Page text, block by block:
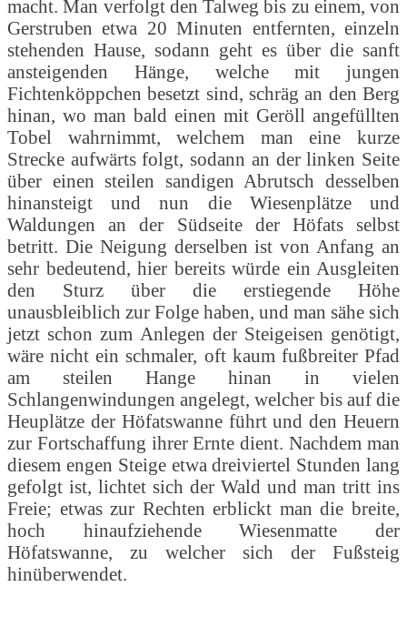
macht. Man verfolgt den Talweg bis zu einem, von
Gerstruben etwa 20 Minuten entfernten, einzeln
stehenden Hause, sodann geht es über die sanft
ansteigenden Hänge, welche mit jungen
Fichtenköppchen besetzt sind, schräg an den Berg
hinan, wo man bald einen mit Geröll angefüllten
Tobel wahrnimmt, welchem man eine kurze
Strecke aufwärts folgt, sodann an der linken Seite
über einen steilen sandigen Abrutsch desselben
hinansteigt und nun die Wiesenplätze und
Waldungen an der Südseite der Höfats selbst
betritt. Die Neigung derselben ist von Anfang an
sehr bedeutend, hier bereits würde ein Ausgleiten
den Sturz über die erstiegende Höhe
unausbleiblich zur Folge haben, und man sähe sich
jetzt schon zum Anlegen der Steigeisen genötigt,
wäre nicht ein schmaler, oft kaum fußbreiter Pfad
am steilen Hange hinan in vielen
Schlangenwindungen angelegt, welcher bis auf die
Heuplätze der Höfatswanne führt und den Heuern
zur Fortschaffung ihrer Ernte dient. Nachdem man
diesem engen Steige etwa dreiviertel Stunden lang
gefolgt ist, lichtet sich der Wald und man tritt ins
Freie; etwas zur Rechten erblickt man die breite,
hoch hinaufziehende Wiesenmatte der
Höfatswanne, zu welcher sich der Fußsteig
hinüberwendet.